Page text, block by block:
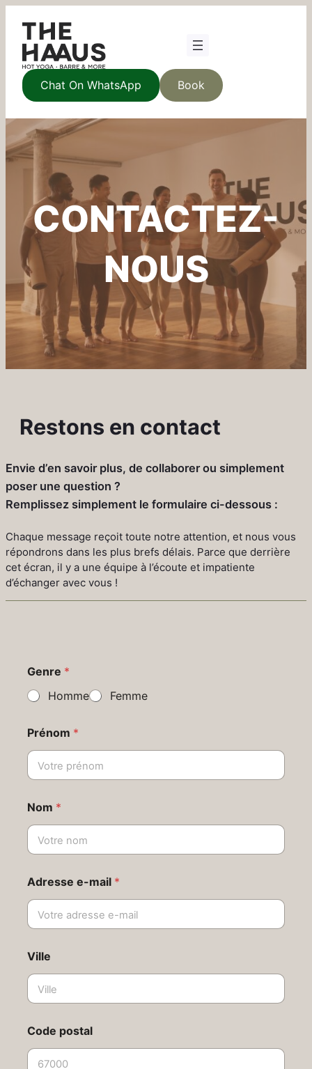
Chat On WhatsApp Book
CONTACTEZ-
NOUS
Restons en contact
Envie d’en savoir plus, de collaborer ou simplement
poser une question ?
Remplissez simplement le formulaire ci-dessous :
Chaque message reçoit toute notre attention, et nous vous
répondrons dans les plus brefs délais. Parce que derrière
cet écran, il y a une équipe à l’écoute et impatiente
d’échanger avec vous !
Genre *
Homme
Femme
Prénom *
Nom *
Adresse e-mail *
Ville
Code postal